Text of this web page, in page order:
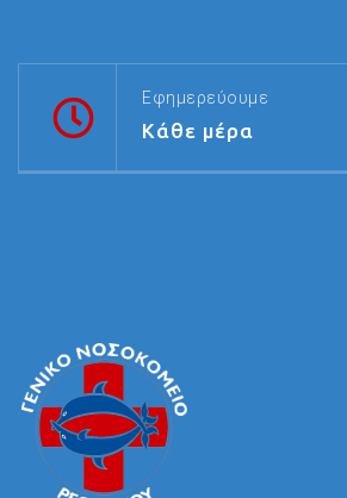
Εφημερεύουμε
Κάθε μέρα